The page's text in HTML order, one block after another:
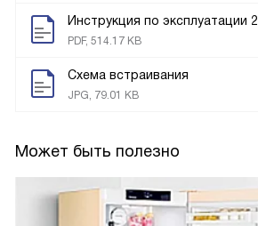
Инструкция по эксплуатации 2
PDF, 514.17 KB
Схема встраивания
JPG, 79.01 KB
Может быть полезно